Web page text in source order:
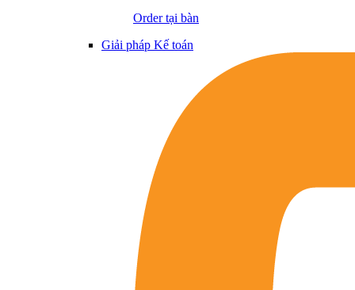
Order tại bàn
Giải pháp Kế toán